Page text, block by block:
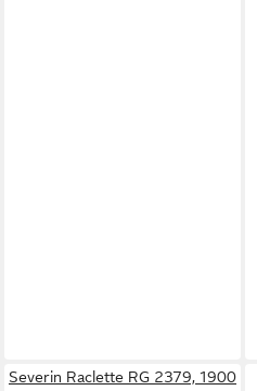
Severin Raclette RG 2379, 1900